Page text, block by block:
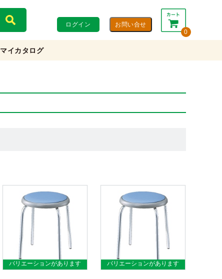
ログイン
0
合計： 0円
カートを見る・注文する
マイカタログ
バリエーションがあります バリエーションがあります